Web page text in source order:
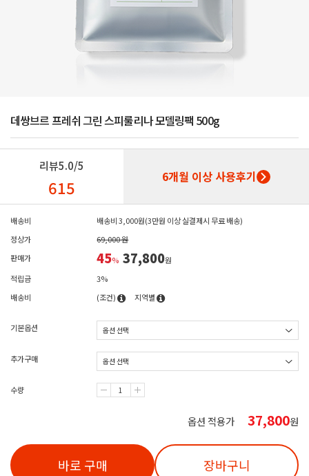
데쌍브르 프레쉬 그린 스피룰리나 모델링팩 500g
리뷰5.0/5
615 6개월 이상 사용후기
배송비
배송비 3,000원(3만원 이상 실결제시 무료 배송)
정상가
69,000 원
판매가
45% 37,800원
적립금
3%
배송비
(조건) 지역별
기본옵션
추가구매
수량
옵션 적용가 37,800원
바로 구매 장바구니